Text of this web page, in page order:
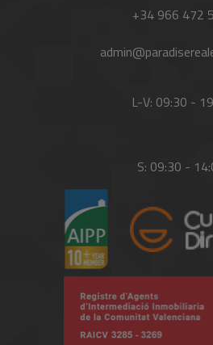
+34 966 472
L-V: 09:30 -
S: 09:30 -